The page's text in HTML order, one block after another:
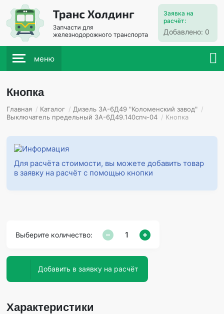
Заявка на
расчёт:
Добавлено: 0
меню
Кнопка
Главная / Каталог / Дизель 3А-6Д49 "Коломенский завод" /
Выключатель предельный 3А-6Д49.140спч-04 / Кнопка
Для расчёта стоимости, вы можете добавить товар
в заявку на расчёт с помощью кнопки
Выберите количество:
Добавить в заявку на расчёт
Характеристики